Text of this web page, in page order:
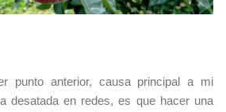
punto anterior, causa principal a mi
desatada en redes, es que hacer una